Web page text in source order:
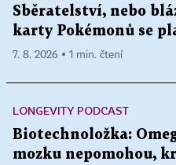
Sběratelství, nebo
karty Pokémonů se
7. 8. 2026 ▪ 1 min. čtení
LONGEVITY PODCAST
Biotechnoložka:
mozku nepomohou,